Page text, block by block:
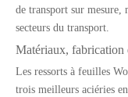
de transport sur mesure,
secteurs du transport.
Matériaux, fabrication
Les ressorts à feuilles
trois meilleurs aciéries